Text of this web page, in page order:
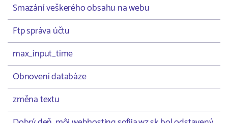
Smazání veškerého obsahu na webu
Ftp správa účtu
max_input_time
Obnovení databáze
změna textu